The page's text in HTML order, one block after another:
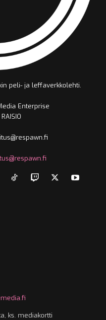
peli- ja leffaverkkolehti.
Enterprise
ks. mediakortti